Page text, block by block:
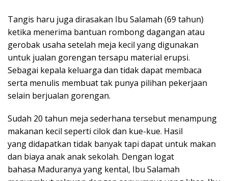
Tangis haru juga dirasakan Ibu Salamah (69 tahun)
ketika menerima bantuan rombong dagangan atau
gerobak usaha setelah meja kecil yang digunakan
untuk jualan gorengan tersapu material erupsi.
Sebagai kepala keluarga dan tidak dapat membaca
serta menulis membuat tak punya pilihan pekerjaan
selain berjualan gorengan.
Sudah 20 tahun meja sederhana tersebut menampung
makanan kecil seperti cilok dan kue-kue. Hasil
yang didapatkan tidak banyak tapi dapat untuk makan
dan biaya anak anak sekolah. Dengan logat
bahasa Maduranya yang kental, Ibu Salamah